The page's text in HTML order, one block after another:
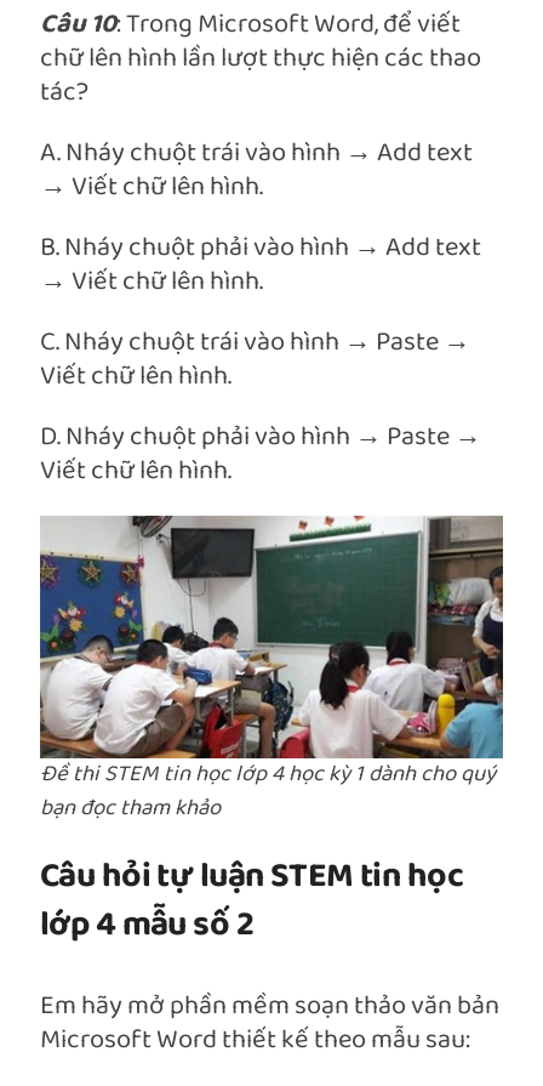
Câu 10: Trong Microsoft Word, để viết
chữ lên hình lần lượt thực hiện các thao
tác?
A. Nháy chuột trái vào hình → Add text
→ Viết chữ lên hình.
B. Nháy chuột phải vào hình → Add text
→ Viết chữ lên hình.
C. Nháy chuột trái vào hình → Paste →
Viết chữ lên hình.
D. Nháy chuột phải vào hình → Paste →
Viết chữ lên hình.
Đề thi STEM tin học lớp 4 học kỳ 1 dành cho quý
bạn đọc tham khảo
Câu hỏi tự luận STEM tin học
lớp 4 mẫu số 2
Em hãy mở phần mềm soạn thảo văn bản
Microsoft Word thiết kế theo mẫu sau: